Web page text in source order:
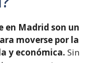
en Madrid son un
moverse por la
y económica. Sin